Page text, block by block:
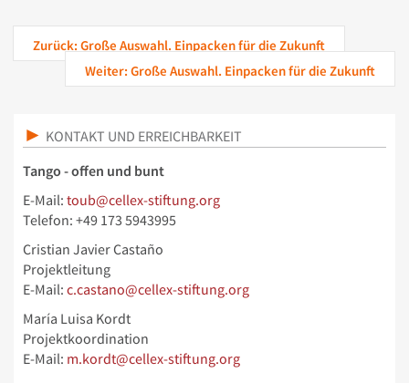
Zurück: Große Auswahl. Einpacken für die Zukunft
Weiter: Große Auswahl. Einpacken für die Zukunft
KONTAKT UND ERREICHBARKEIT
Tango - offen und bunt
E-Mail: toub@cellex-stiftung.org
Telefon: +49 173 5943995
Cristian Javier Castaño
Projektleitung
E-Mail: c.castano@cellex-stiftung.org
María Luisa Kordt
Projektkoordination
E-Mail: m.kordt@cellex-stiftung.org